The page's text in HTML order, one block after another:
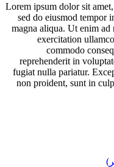
Lorem ipsum dolor sit
sed do eiusmod tempor
magna aliqua. Ut enim
exercitation
commodo
reprehenderit in
fugiat nulla pariatur.
non proident, sunt in